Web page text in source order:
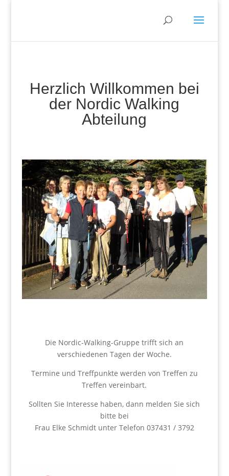
Herzlich Willkommen bei
der Nordic Walking
Abteilung
Die Nordic-Walking-Gruppe trifft sich an
verschiedenen Tagen der Woche.
Termine und Treffpunkte werden von Treffen zu
Treffen vereinbart.
Sollten Sie Interesse haben, dann melden Sie sich
bitte bei
Frau Elke Schmidt unter Telefon 037431 / 3792